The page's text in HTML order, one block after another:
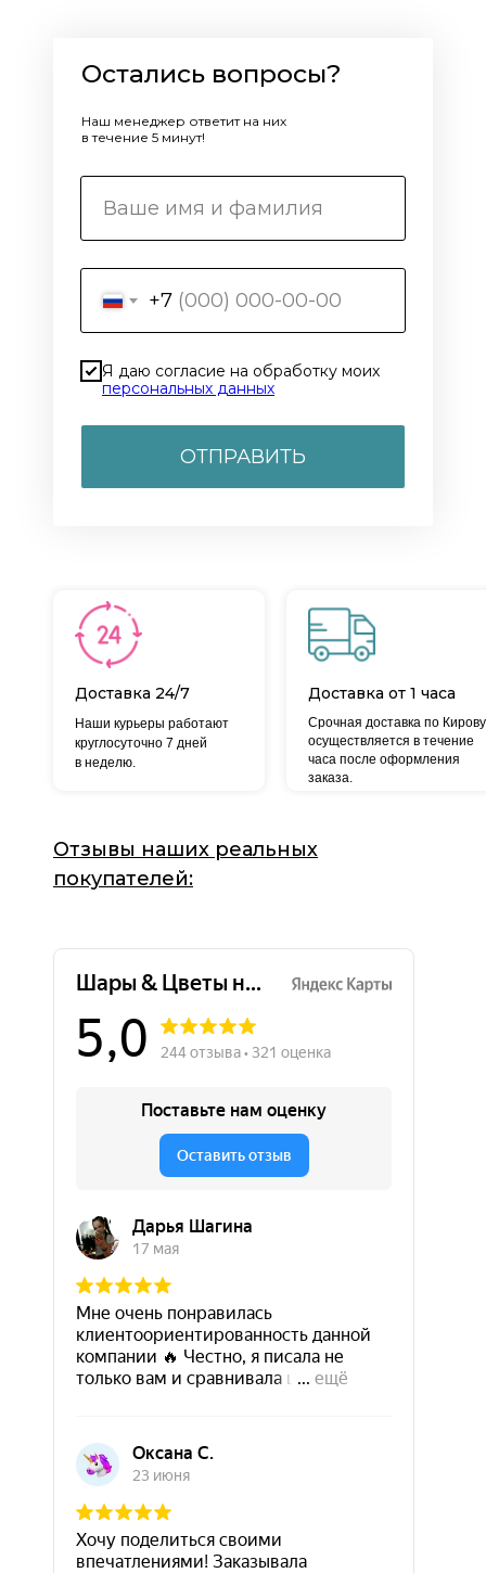
+7
Я даю согласие на обработку моих
персональных данных
ОТПРАВИТЬ
Остались вопросы?
Наш менеджер ответит на них
в течение 5 минут!
Доставка 24/7
Срочная доставка по Кирову
осуществляется в течение
часа после оформления
заказа.
Наши курьеры работают
круглосуточно 7 дней
в неделю.
Доставка от 1 часа
Отзывы наших реальных
покупателей: